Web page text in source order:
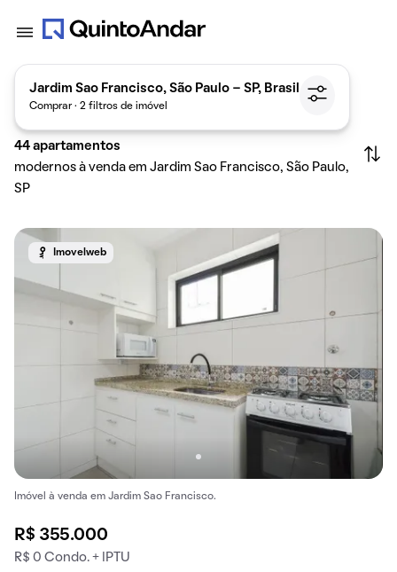
Jardim Sao Francisco, São Paulo - SP, Brasil
Comprar · 2 filtros de imóvel
44 apartamentos
modernos à venda em Jardim Sao Francisco, São Paulo,
SP
Imovelweb
Imóvel à venda em Jardim Sao Francisco.
R$ 355.000
R$ 0 Condo. + IPTU